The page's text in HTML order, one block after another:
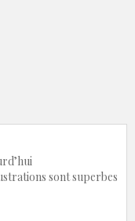
sont superbes